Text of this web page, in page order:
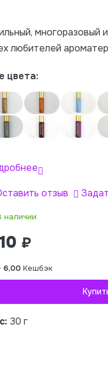
многоразовый
любителей
цвета:
отзыв
наличии
₽
6,00 Кешбэк
30 г